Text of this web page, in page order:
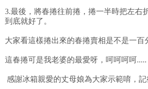
3.最後，將春捲往前捲，捲一半時把左右
到底就好了。
大家看這樣捲出來的春捲賣相是不是一百
這春捲可是我老婆的最愛呀，呵呵呵呵.....
感謝冰箱親愛的丈母娘為大家示範唷，